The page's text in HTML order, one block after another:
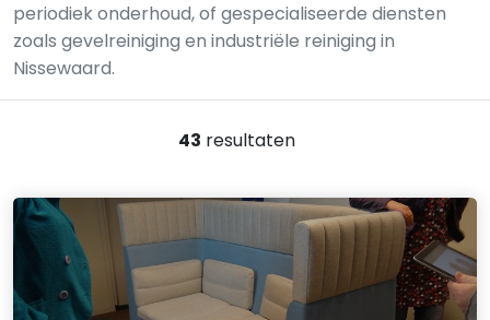
periodiek onderhoud, of gespecialiseerde diensten
zoals gevelreiniging en industriële reiniging in
Nissewaard.
43 resultaten